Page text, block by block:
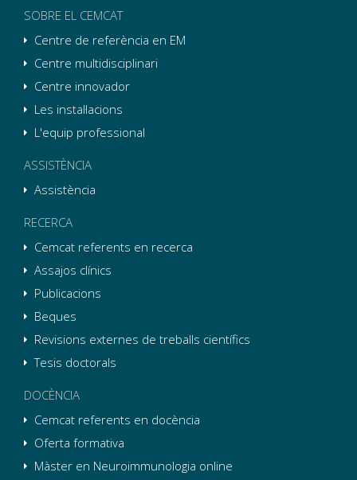
SOBRE EL CEMCAT
Centre de referència en EM
Centre multidisciplinari
Centre innovador
Les instal·lacions
L'equip professional
ASSISTÈNCIA
Assistència
RECERCA
Cemcat referents en recerca
Assajos clínics
Publicacions
Beques
Revisions externes de treballs científics
Tesis doctorals
DOCÈNCIA
Cemcat referents en docència
Oferta formativa
Màster en Neuroimmunologia online